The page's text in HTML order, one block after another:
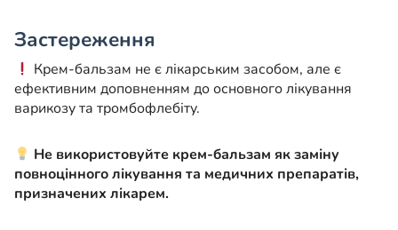
Застереження
Крем-бальзам не є лікарським засобом, але є
ефективним доповненням до основного лікування
варикозу та тромбофлебіту.
Не використовуйте крем-бальзам як заміну
повноцінного лікування та медичних препаратів,
призначених лікарем.